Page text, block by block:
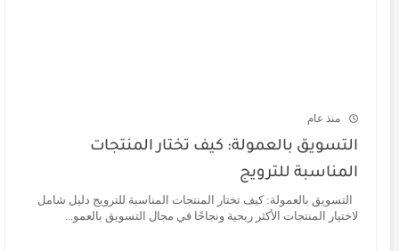
منذ عام
التسويق بالعمولة: كيف تختار المنتجات
المناسبة للترويج
التسويق بالعمولة: كيف تختار المنتجات المناسبة للترويج دليل شامل
لاختيار المنتجات الأكثر ربحية ونجاحًا في مجال التسويق بالعمو...